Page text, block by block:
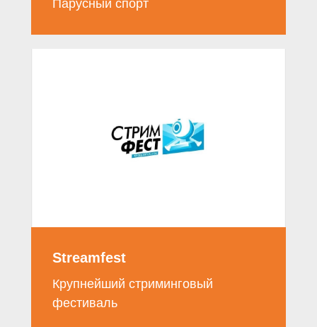
Парусный спорт
Streamfest
Крупнейший стриминговый
фестиваль